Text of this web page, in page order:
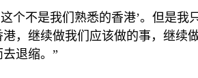
个不是我们熟悉的香港’。但是我
，继续做我们应该做的事，继续
退缩。”